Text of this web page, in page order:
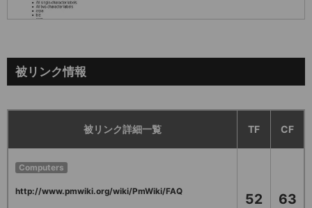
被リンク情報
被リンク詳細一覧 TF CF
Computers
http://www.pmwiki.org/wiki/PmWiki/FAQ 52 63